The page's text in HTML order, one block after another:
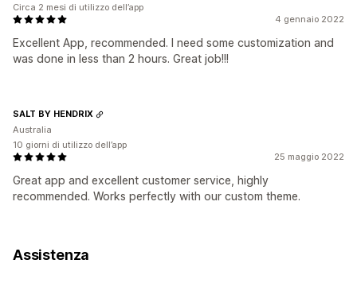
4 gennaio 2022
Excellent App, recommended. I need some customization and
was done in less than 2 hours. Great job!!!
Circa 2 mesi di utilizzo dell’app
25 maggio 2022
Great app and excellent customer service, highly
recommended. Works perfectly with our custom theme.
SALT BY HENDRIX
Australia
10 giorni di utilizzo dell’app
Assistenza